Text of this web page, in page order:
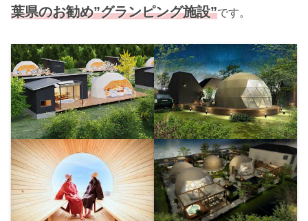
葉県のお勧め”グランピング施設”です。